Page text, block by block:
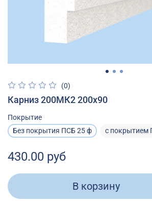
(0)
Карниз 200МК2 200х90
Покрытие
Без покрытия ПСБ 25 ф
с покрытием
430.00 руб
В корзину